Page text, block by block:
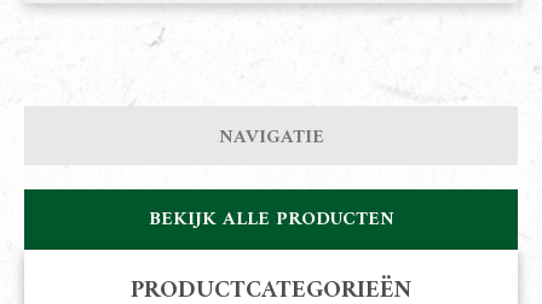
NAVIGATIE
BEKIJK ALLE PRODUCTEN
PRODUCTCATEGORIEËN